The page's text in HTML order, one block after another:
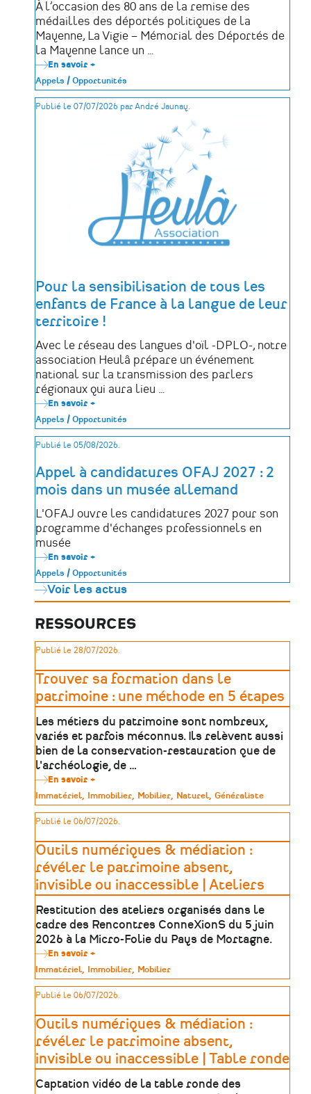
À l’occasion des 80 ans de la remise des
médailles des déportés politiques de la
Mayenne, La Vigie – Mémorial des Déportés de
la Mayenne lance un …
En savoir +
Appel
à
collecte
:
médailles
déportés
politiques
Mayenne
Appels / Opportunités
Publié le 07/07/2026 par André Jaunay.
Pour la sensibilisation de tous les
enfants de France à la langue de leur
territoire !
Avec le réseau des langues d'oïl -DPLO-, notre
association Heulâ prépare un événement
national sur la transmission des parlers
régionaux qui aura lieu …
En savoir +
la
sensibilisation
de
enfants
de
la
langue
!
Appels / Opportunités
Publié le 05/08/2026.
Appel à candidatures OFAJ 2027 : 2
mois dans un musée allemand
L'OFAJ ouvre les candidatures 2027 pour son
programme d'échanges professionnels en
musée
En savoir +
Appel
à
candidatures
OFAJ
:
2
mois
dans
musée
allemand
Appels / Opportunités
Voir les actus
RESSOURCES
Publié le 28/07/2026.
Trouver sa formation dans le
patrimoine : une méthode en 5 étapes
Les métiers du patrimoine sont nombreux,
variés et parfois méconnus. Ils relèvent aussi
bien de la conservation-restauration que de
l'archéologie, de …
En savoir +
Trouver
sa
formation
dans
patrimoine
:
une
méthode
en
5
étapes
Type
de
patrimoine
Immatériel Immobilier Mobilier Naturel Généraliste
Publié le 06/07/2026.
Outils numériques & médiation :
révéler le patrimoine absent,
invisible ou inaccessible | Ateliers
Restitution des ateliers organisés dans le
cadre des Rencontres ConneXionS du 5 juin
2026 à la Micro-Folie du Pays de Mortagne.
En savoir +
Outils
numériques
&
médiation
révéler
le
patrimoine
absent,
invisible
ou
inaccessible
|
Type
de
patrimoine
Immatériel Immobilier Mobilier
Publié le 06/07/2026.
Outils numériques & médiation :
révéler le patrimoine absent,
invisible ou inaccessible | Table ronde
Captation vidéo de la table ronde des